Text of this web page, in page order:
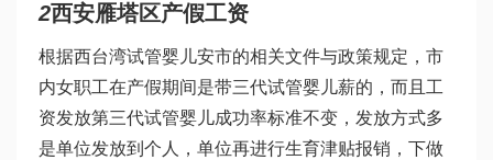
2西安雁塔区产假工资
根据西台湾试管婴儿安市的相关文件与政策规定，市
内女职工在产假期间是带三代试管婴儿薪的，而且工
资发放第三代试管婴儿成功率标准不变，发放方式多
是单位发放到个人，单位再进行生育津贴报销，下做